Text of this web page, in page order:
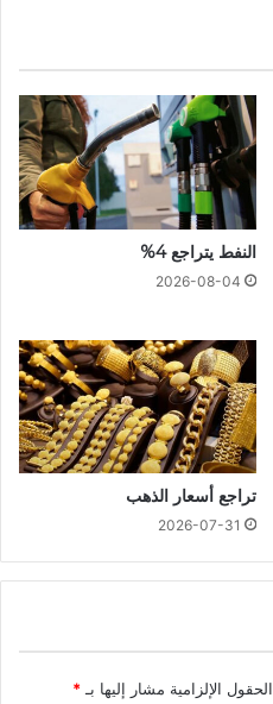
النفط يتراجع 4%
2026-08-04
تراجع أسعار الذهب
2026-07-31
الحقول الإلزامية مشار إليها بـ*